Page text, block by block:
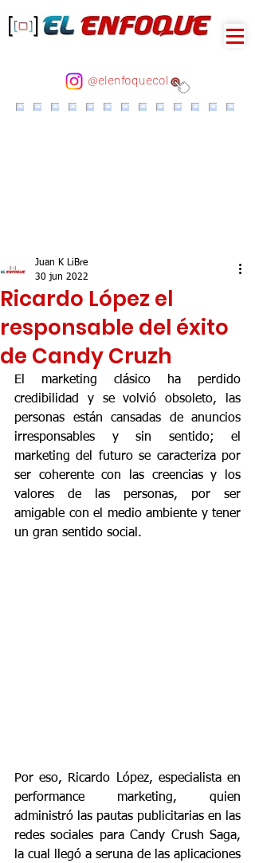
@elenfoquecol
Ricardo López el
responsable del éxito
de Candy Cruzh
Juan K LiBre
30 jun 2022
El marketing clásico ha perdido
credibilidad y se volvió obsoleto, las
personas están cansadas de anuncios
irresponsables y sin sentido; el
marketing del futuro se caracteriza por
ser coherente con las creencias y los
valores de las personas, por ser
amigable con el medio ambiente y tener
un gran sentido social.
Por eso, Ricardo López, especialista en
performance marketing, quien
administró las pautas publicitarias en las
redes sociales para Candy Crush Saga,
la cual llegó a seruna de las aplicaciones